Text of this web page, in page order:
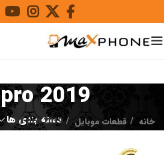
2019
دسته بندی ها خانه قطعات موبایل Y7 pro 2019